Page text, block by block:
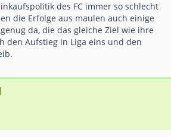
des FC immer so schlecht
die Erfolge aus maulen auch einige
da, die das gleiche Ziel wie ihre
den Aufstieg in Liga eins und den